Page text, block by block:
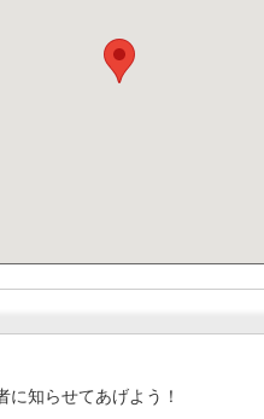
知らせてあげよう！